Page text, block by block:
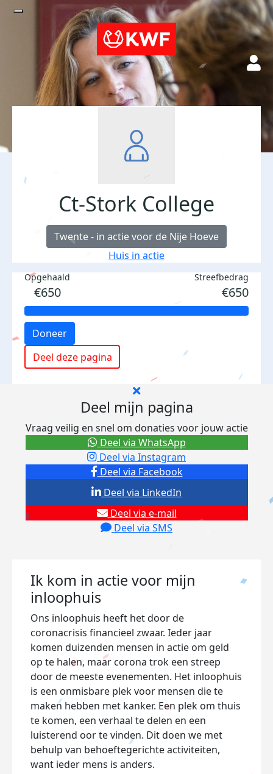
Ct-Stork College
Twente - in actie voor de Nije Hoeve
Huis in actie
Opgehaald
€650
Streefbedrag
€650
Doneer
Deel deze pagina
Deel mijn pagina
Vraag veilig en snel om donaties voor jouw actie
Deel via Facebook
Deel via Instagram
Deel via e-mail
Deel via SMS
Deel via LinkedIn
Deel via WhatsApp
Ik kom in actie voor mijn
inloophuis
Ons inloophuis heeft het door de
coronacrisis financieel zwaar. Ieder jaar
komen duizenden mensen in actie om geld
op te halen, maar corona trok een streep
door de meeste evenementen. Het inloophuis
is een onmisbare plek voor mensen die te
maken hebben met kanker. Een plek om thuis
te komen, een verhaal te delen en een
luisterend oor te vinden. Dit doen we met
behulp van behoeftegerichte activiteiten,
want ieder mens is anders.